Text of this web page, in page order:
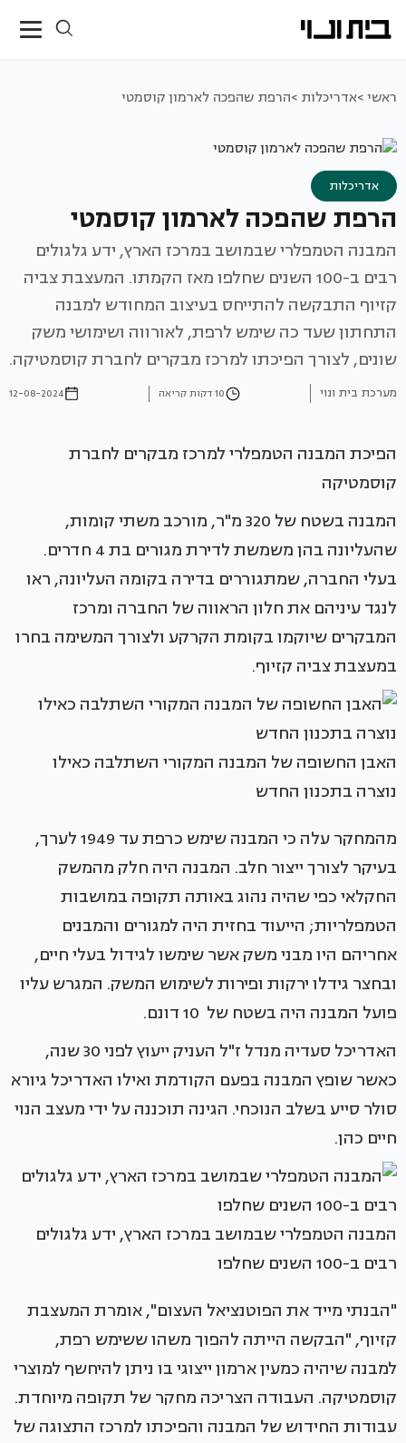
ראשי >אדריכלות >הרפת שהפכה לארמון קוסמטי
אדריכלות
הרפת שהפכה לארמון קוסמטי
המבנה הטמפלרי שבמושב במרכז הארץ, ידע גלגולים
רבים ב-100 השנים שחלפו מאז הקמתו. המעצבת צביה
קזיוף התבקשה להתייחס בעיצוב המחודש למבנה
התחתון שעד כה שימש לרפת, לאורווה ושימושי משק
שונים, לצורך הפיכתו למרכז מבקרים לחברת קוסמטיקה.
מערכת בית ונוי 10 דקות קריאה 12-08-2024
הפיכת המבנה הטמפלרי למרכז מבקרים לחברת
קוסמטיקה
המבנה בשטח של 320 מ"ר, מורכב משתי קומות,
שהעליונה בהן משמשת לדירת מגורים בת 4 חדרים.
בעלי החברה, שמתגוררים בדירה בקומה העליונה, ראו
לנגד עיניהם את חלון הראווה של החברה ומרכז
המבקרים שיוקמו בקומת הקרקע ולצורך המשימה בחרו
במעצבת צביה קזיוף.
האבן החשופה של המבנה המקורי השתלבה כאילו
נוצרה בתכנון החדש
מהמחקר עלה כי המבנה שימש כרפת עד 1949 לערך,
בעיקר לצורך ייצור חלב. המבנה היה חלק מהמשק
החקלאי כפי שהיה נהוג באותה תקופה במושבות
הטמפלריות; הייעוד בחזית היה למגורים והמבנים
אחריהם היו מבני משק אשר שימשו לגידול בעלי חיים,
ובחצר גידלו ירקות ופירות לשימוש המשק. המגרש עליו
פועל המבנה היה בשטח של 10 דונם.
האדריכל סעדיה מנדל ז"ל העניק ייעוץ לפני 30 שנה,
כאשר שופץ המבנה בפעם הקודמת ואילו האדריכל גיורא
סולר סייע בשלב הנוכחי. הגינה תוכננה על ידי מעצב הנוי
חיים כהן.
המבנה הטמפלרי שבמושב במרכז הארץ, ידע גלגולים
רבים ב-100 השנים שחלפו
"הבנתי מייד את הפוטנציאל העצום", אומרת המעצבת
קזיוף, "הבקשה הייתה להפוך משהו ששימש רפת,
למבנה שיהיה כמעין ארמון ייצוגי בו ניתן להיחשף למוצרי
קוסמטיקה. העבודה הצריכה מחקר של תקופה מיוחדת.
עבודות החידוש של המבנה והפיכתו למרכז התצוגה של